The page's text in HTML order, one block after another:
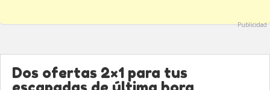
Publicidad
Dos ofertas 2×1 para tus